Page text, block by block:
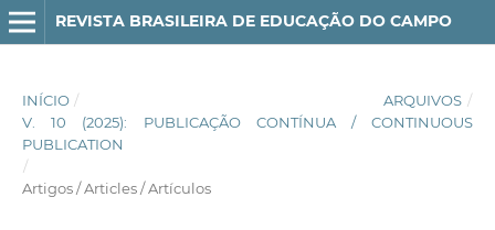
REVISTA BRASILEIRA DE EDUCAÇÃO DO CAMPO
INÍCIO / ARQUIVOS /
V. 10 (2025): PUBLICAÇÃO CONTÍNUA / CONTINUOUS
PUBLICATION
/
Artigos / Articles / Artículos